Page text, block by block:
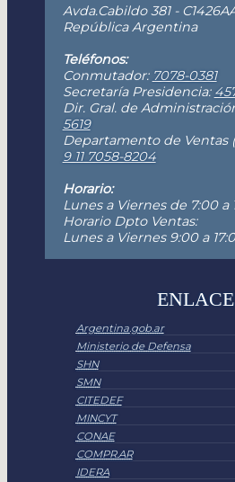
Avda.Cabildo 381 -
República Argentina
Teléfonos:
Conmutador: 7078-0381
Secretaría Presidencia:
Dir. Gral. de
5619
Departamento de Ventas
9 11 7058-8204
Horario:
Lunes a Viernes de 7:00 a
Horario Dpto Ventas:
Lunes a Viernes 9:00 a
Argentina.gob.ar
Ministerio de Defensa
SHN
SMN
CITEDEF
MINCYT
CONAE
COMPR.AR
IDERA